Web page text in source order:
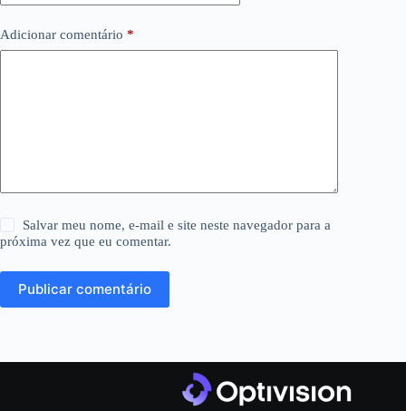
Adicionar comentário *
Salvar meu nome, e-mail e site neste navegador para a
próxima vez que eu comentar.
Publicar comentário